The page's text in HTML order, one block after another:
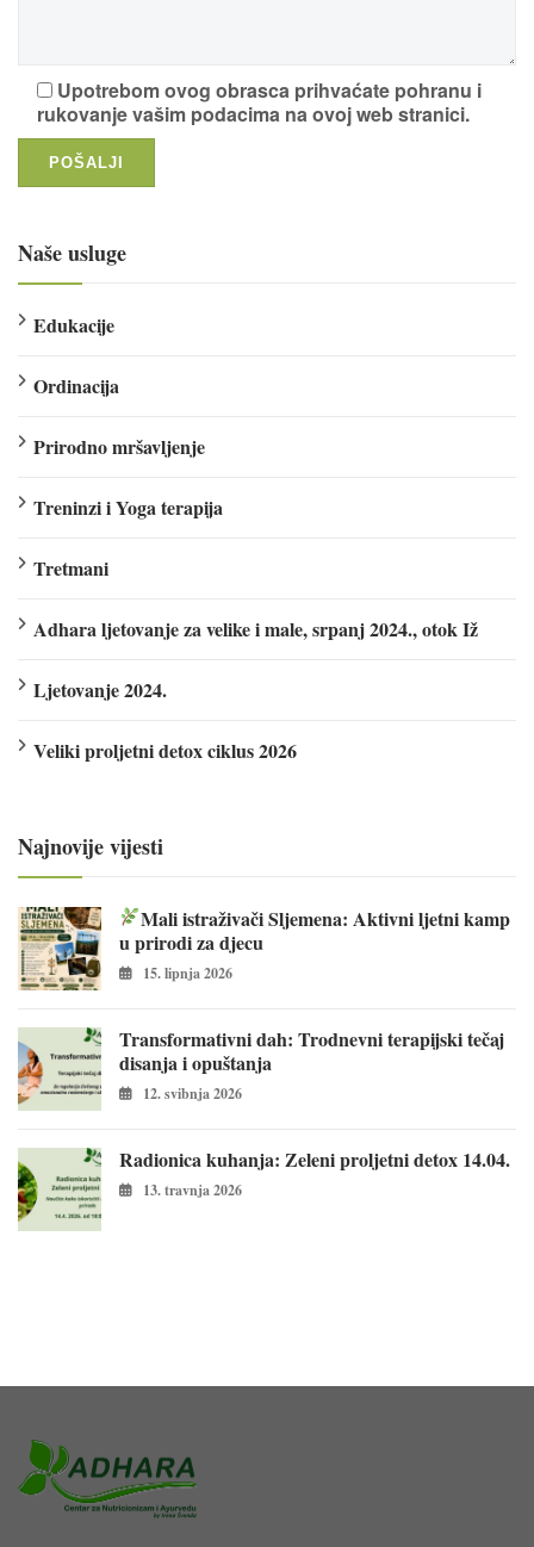
Upotrebom ovog obrasca prihvaćate pohranu i
rukovanje vašim podacima na ovoj web stranici.
Naše usluge
Edukacije
Ordinacija
Prirodno mršavljenje
Treninzi i Yoga terapija
Tretmani
Adhara ljetovanje za velike i male, srpanj 2024., otok Iž
Ljetovanje 2024.
Veliki proljetni detox ciklus 2026
Najnovije vijesti
Mali istraživači Sljemena: Aktivni ljetni kamp
u prirodi za djecu
15. lipnja 2026
Transformativni dah: Trodnevni terapijski tečaj
disanja i opuštanja
12. svibnja 2026
Radionica kuhanja: Zeleni proljetni detox 14.04.
13. travnja 2026